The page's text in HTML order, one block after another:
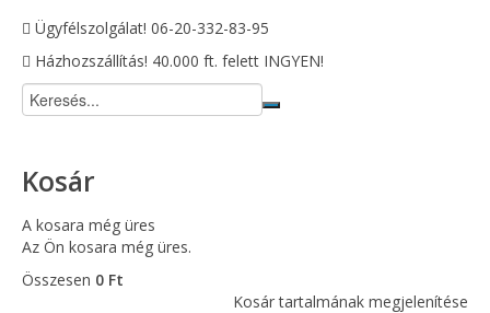
Ügyfélszolgálat! 06-20-332-83-95
Házhozszállítás! 40.000 ft. felett INGYEN!
Kosár
A kosara még üres
Az Ön kosara még üres.
Összesen 0 Ft
Kosár tartalmának megjelenítése